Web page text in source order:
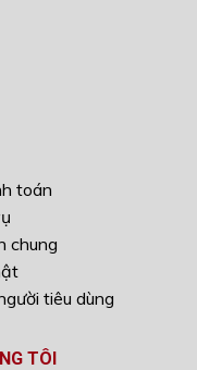
toán
chung
tiêu dùng
TÔI